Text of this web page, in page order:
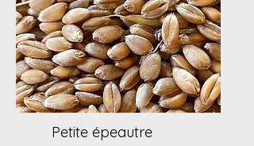
Petite épeautre